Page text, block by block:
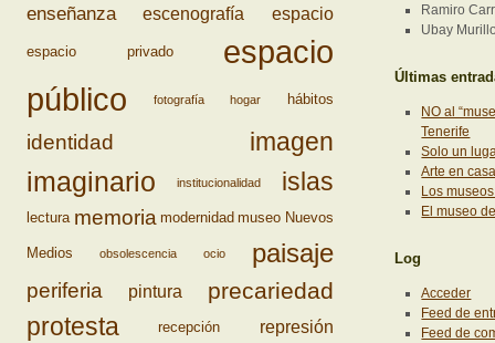
enseñanza escenografía espacio
espacio privado
espacio
público
fotografía hogar hábitos
identidad imagen
imaginario institucionalidad islas
lectura memoria modernidad museo Nuevos
Medios obsolescencia ocio paisaje
periferia pintura precariedad
protesta recepción represión
Ramiro
Ubay
Últimas
NO al
Tenerife
Solo un
Arte en
Los
El museo
Log
Acceder
Feed de
Feed de